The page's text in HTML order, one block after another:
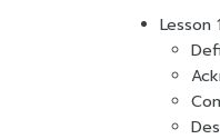
Lesson